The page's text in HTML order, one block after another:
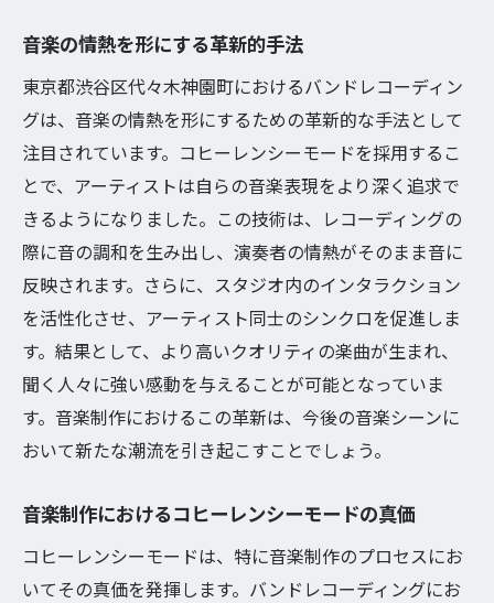
音楽の情熱を形にする革新的手法
東京都渋谷区代々木神園町におけるバンドレコーディン
グは、音楽の情熱を形にするための革新的な手法として
注目されています。コヒーレンシーモードを採用するこ
とで、アーティストは自らの音楽表現をより深く追求で
きるようになりました。この技術は、レコーディングの
際に音の調和を生み出し、演奏者の情熱がそのまま音に
反映されます。さらに、スタジオ内のインタラクション
を活性化させ、アーティスト同士のシンクロを促進しま
す。結果として、より高いクオリティの楽曲が生まれ、
聞く人々に強い感動を与えることが可能となっていま
す。音楽制作におけるこの革新は、今後の音楽シーンに
おいて新たな潮流を引き起こすことでしょう。
音楽制作におけるコヒーレンシーモードの真価
コヒーレンシーモードは、特に音楽制作のプロセスにお
いてその真価を発揮します。バンドレコーディングにお